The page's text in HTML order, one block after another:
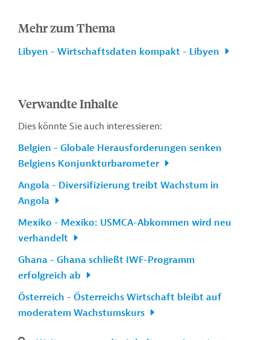
Mehr zum Thema
Libyen - Wirtschaftsdaten kompakt - Libyen
Verwandte Inhalte
Dies könnte Sie auch interessieren:
Belgien - Globale Herausforderungen senken
Belgiens Konjunkturbarometer
Angola - Diversifizierung treibt Wachstum in
Angola
Mexiko - Mexiko: USMCA-Abkommen wird neu
verhandelt
Ghana - Ghana schließt IWF-Programm
erfolgreich ab
Österreich - Österreichs Wirtschaft bleibt auf
moderatem Wachstumskurs